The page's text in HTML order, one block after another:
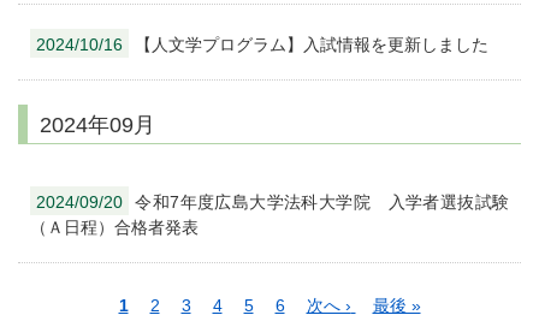
2024/10/16 【人文学プログラム】入試情報を更新しました
2024年09月
2024/09/20
令和7年度広島大学法科大学院 入学者選抜試験
（Ａ日程）合格者発表
カ
1
ペ
2
ペ
3
ペ
4
ペ
5
ペ
6
次
次へ ›
最
最後 »